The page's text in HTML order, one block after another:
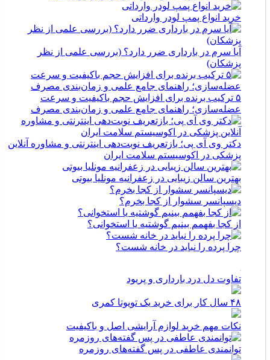
خرید انواع پمپ لودر وارداتی
آیا سرم در بارداری ضرر دارد؟ (بررسی علمی از نظر
پزشکان)
۵ ترکیب برنده برای افزایش حجم باکیفیت و سرعت
عضله‌سازی؛ راهنمای جامع علمی و زمان‌بندی مصرف
دکتر وی آی پی؛ بازتعریف نوبت‌دهی اینترنتی و مشاوره آنلاین
پزشکی در اکوسیستم سلامت ایران
بهترین سالن زیبایی در زعفرانیه مونلیا بیوتی
دیسپانسر سشوار از کجا بخرم؟
از کجا بفهمم بینیم گوشتیه یا استخوانی؟
چرا پرده را نباید در خانه شست؟
تفاوت دل درد بارداری و پریود
۴۸ سال کار برای خرید یک تویوتا کمری
نکات مهم خرید لوازم آرایشی اصل و باکیفیت
توانمندی عاطفی در پس گفته‌های روزمره